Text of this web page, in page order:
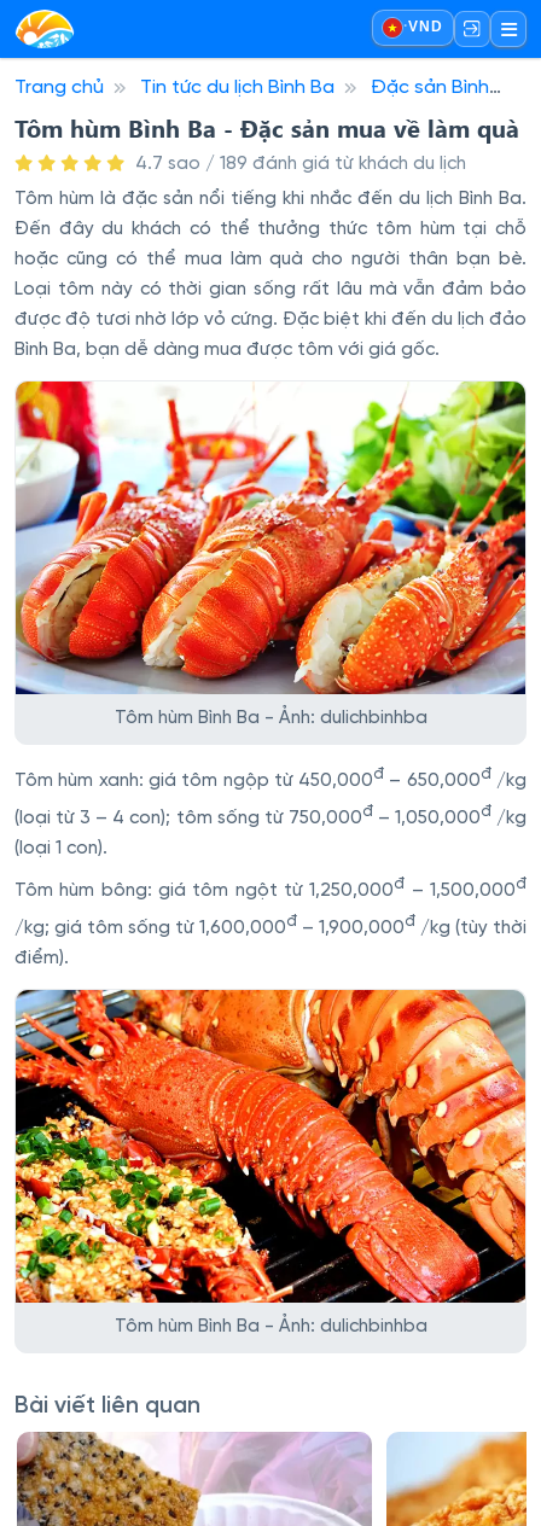
·VND
Trang chủ Tin tức du lịch Bình Ba
Đặc sản Bình
Ba
Tôm hùm Bình Ba - Đặc sản mua về làm quà
Tôm hùm Bình Ba - Đặc sản mua về làm quà
4.7 sao / 189 đánh giá từ khách du lịch
Tôm hùm là đặc sản nổi tiếng khi nhắc đến du lịch Bình Ba.
Đến đây du khách có thể thưởng thức tôm hùm tại chỗ
hoặc cũng có thể mua làm quà cho người thân bạn bè.
Loại tôm này có thời gian sống rất lâu mà vẫn đảm bảo
được độ tươi nhờ lớp vỏ cứng. Đặc biệt khi đến du lịch đảo
Bình Ba, bạn dễ dàng mua được tôm với giá gốc.
Tôm hùm Bình Ba - Ảnh: dulichbinhba
Tôm hùm xanh: giá tôm ngộp từ 450,000đ – 650,000đ /kg
(loại từ 3 – 4 con); tôm sống từ 750,000đ – 1,050,000đ /kg
(loại 1 con).
Tôm hùm bông: giá tôm ngột từ 1,250,000đ – 1,500,000đ
/kg; giá tôm sống từ 1,600,000đ – 1,900,000đ /kg (tùy thời
điểm).
Tôm hùm Bình Ba - Ảnh: dulichbinhba
Bài viết liên quan